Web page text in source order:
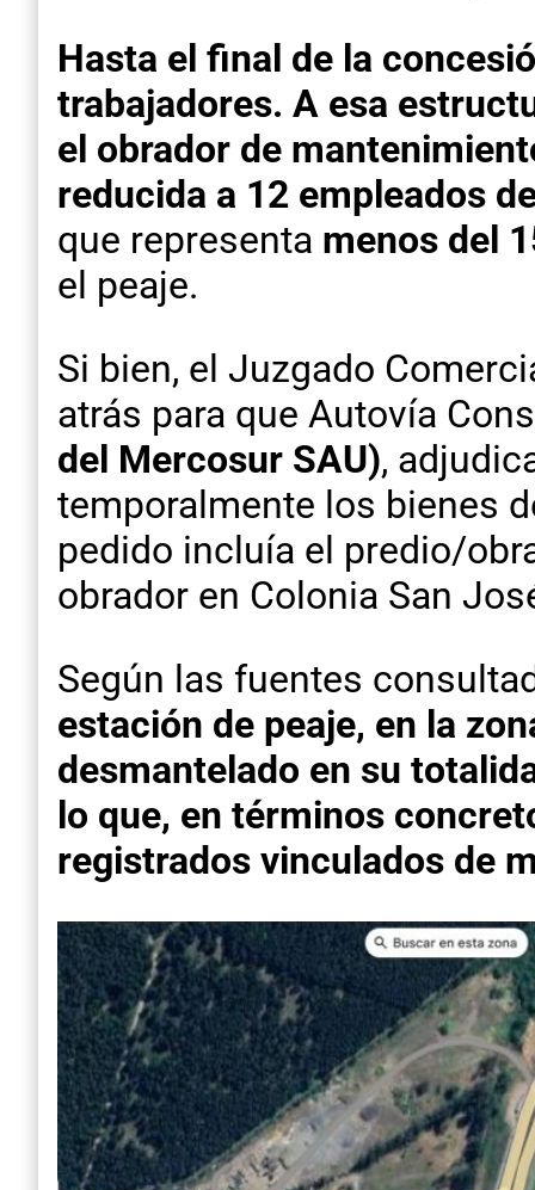
Hasta el final de la
trabajadores. A esa
el obrador de
reducida a 12 empleados
que representa menos del
el peaje.
Si bien, el Juzgado
atrás para que Autovía
del Mercosur SAU),
temporalmente los bienes
pedido incluía el predio/
obrador en Colonia San
Según las fuentes
estación de peaje, en la
desmantelado en su
lo que, en términos
registrados vinculados de